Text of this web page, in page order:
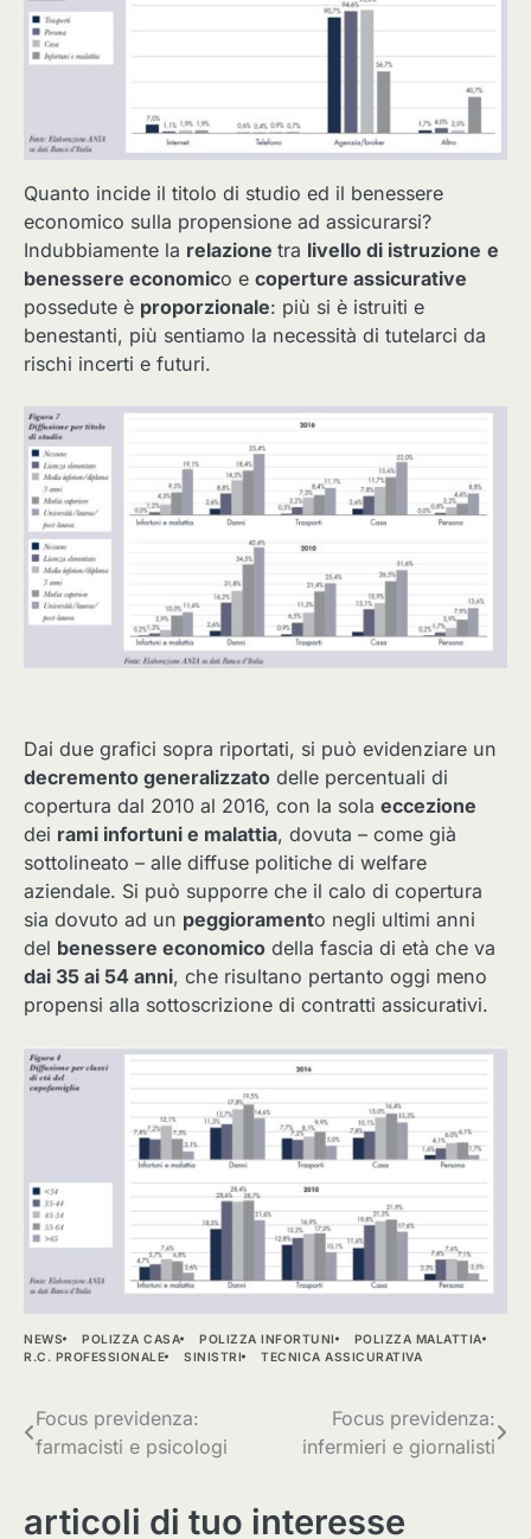
Quanto incide il titolo di studio ed il benessere
economico sulla propensione ad assicurarsi?
Indubbiamente la relazione tra livello di istruzione e
benessere economico e coperture assicurative
possedute è proporzionale: più si è istruiti e
benestanti, più sentiamo la necessità di tutelarci da
rischi incerti e futuri.
Dai due grafici sopra riportati, si può evidenziare un
decremento generalizzato delle percentuali di
copertura dal 2010 al 2016, con la sola eccezione
dei rami infortuni e malattia, dovuta – come già
sottolineato – alle diffuse politiche di welfare
aziendale. Si può supporre che il calo di copertura
sia dovuto ad un peggioramento negli ultimi anni
del benessere economico della fascia di età che va
dai 35 ai 54 anni, che risultano pertanto oggi meno
propensi alla sottoscrizione di contratti assicurativi.
NEWS POLIZZA CASA POLIZZA INFORTUNI
POLIZZA MALATTIA
R.C. PROFESSIONALE
SINISTRI TECNICA ASSICURATIVA
Navigazione
articoli
Focus previdenza:
farmacisti e psicologi
Focus previdenza:
infermieri e giornalisti
articoli di tuo interesse